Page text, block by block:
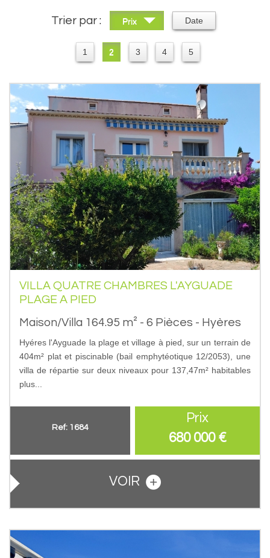
Trier par : Prix Date
1 2 3 4 5
VILLA QUATRE CHAMBRES L'AYGUADE
PLAGE A PIED
Maison/Villa 164.95 m² - 6 Pièces - Hyères
Hyéres l'Ayguade la plage et village à pied, sur un terrain de
404m² plat et piscinable (bail emphytéotique 12/2053), une
villa de répartie sur deux niveaux pour 137,47m² habitables
plus...
Ref: 1684
Prix
680 000 €
VOIR